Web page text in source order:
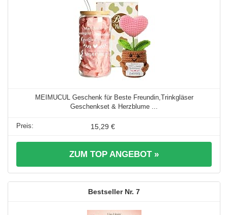
MEIMUCUL Geschenk für Beste Freundin,Trinkgläser
Geschenkset & Herzblume ...
15,29 €
ZUM TOP ANGEBOT »
7